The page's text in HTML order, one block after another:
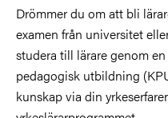
Drömmer du om att bli
examen från universitet
studera till lärare genom
pedagogisk utbildning
kunskap via din